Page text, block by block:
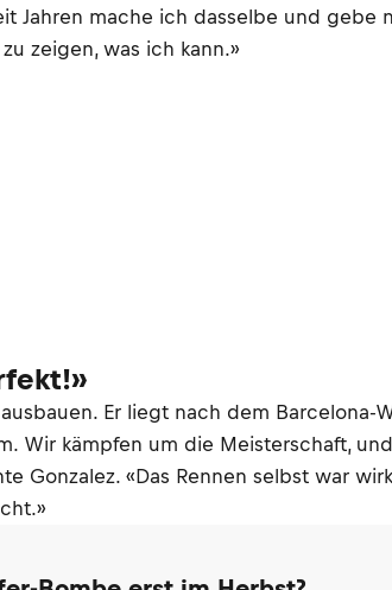
Jahren mache ich dasselbe und
zeigen, was ich kann.»
Er liegt nach dem Barcelona-
Wir kämpfen um die Meisterschaft,
Gonzalez. «Das Rennen selbst war